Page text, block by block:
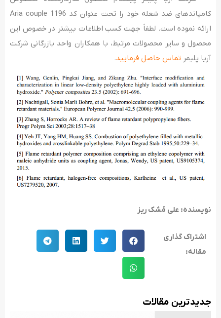
کامپاندهای ضد شعله خود را تحت عنوان کد Aria couple 1196
ارائه نموده است. لطفاً جهت کسب اطلاعات بیشتر در خصوص این
محصول و سایر محصولات مرتبط، با همکاران واحد بازرگانی شرکت
آریا پلیمر تماس حاصل فرمایید.
نویسنده: علی مُشک ریز
اشتراک گذاری
مقاله:
جدید‌ترین مقالات